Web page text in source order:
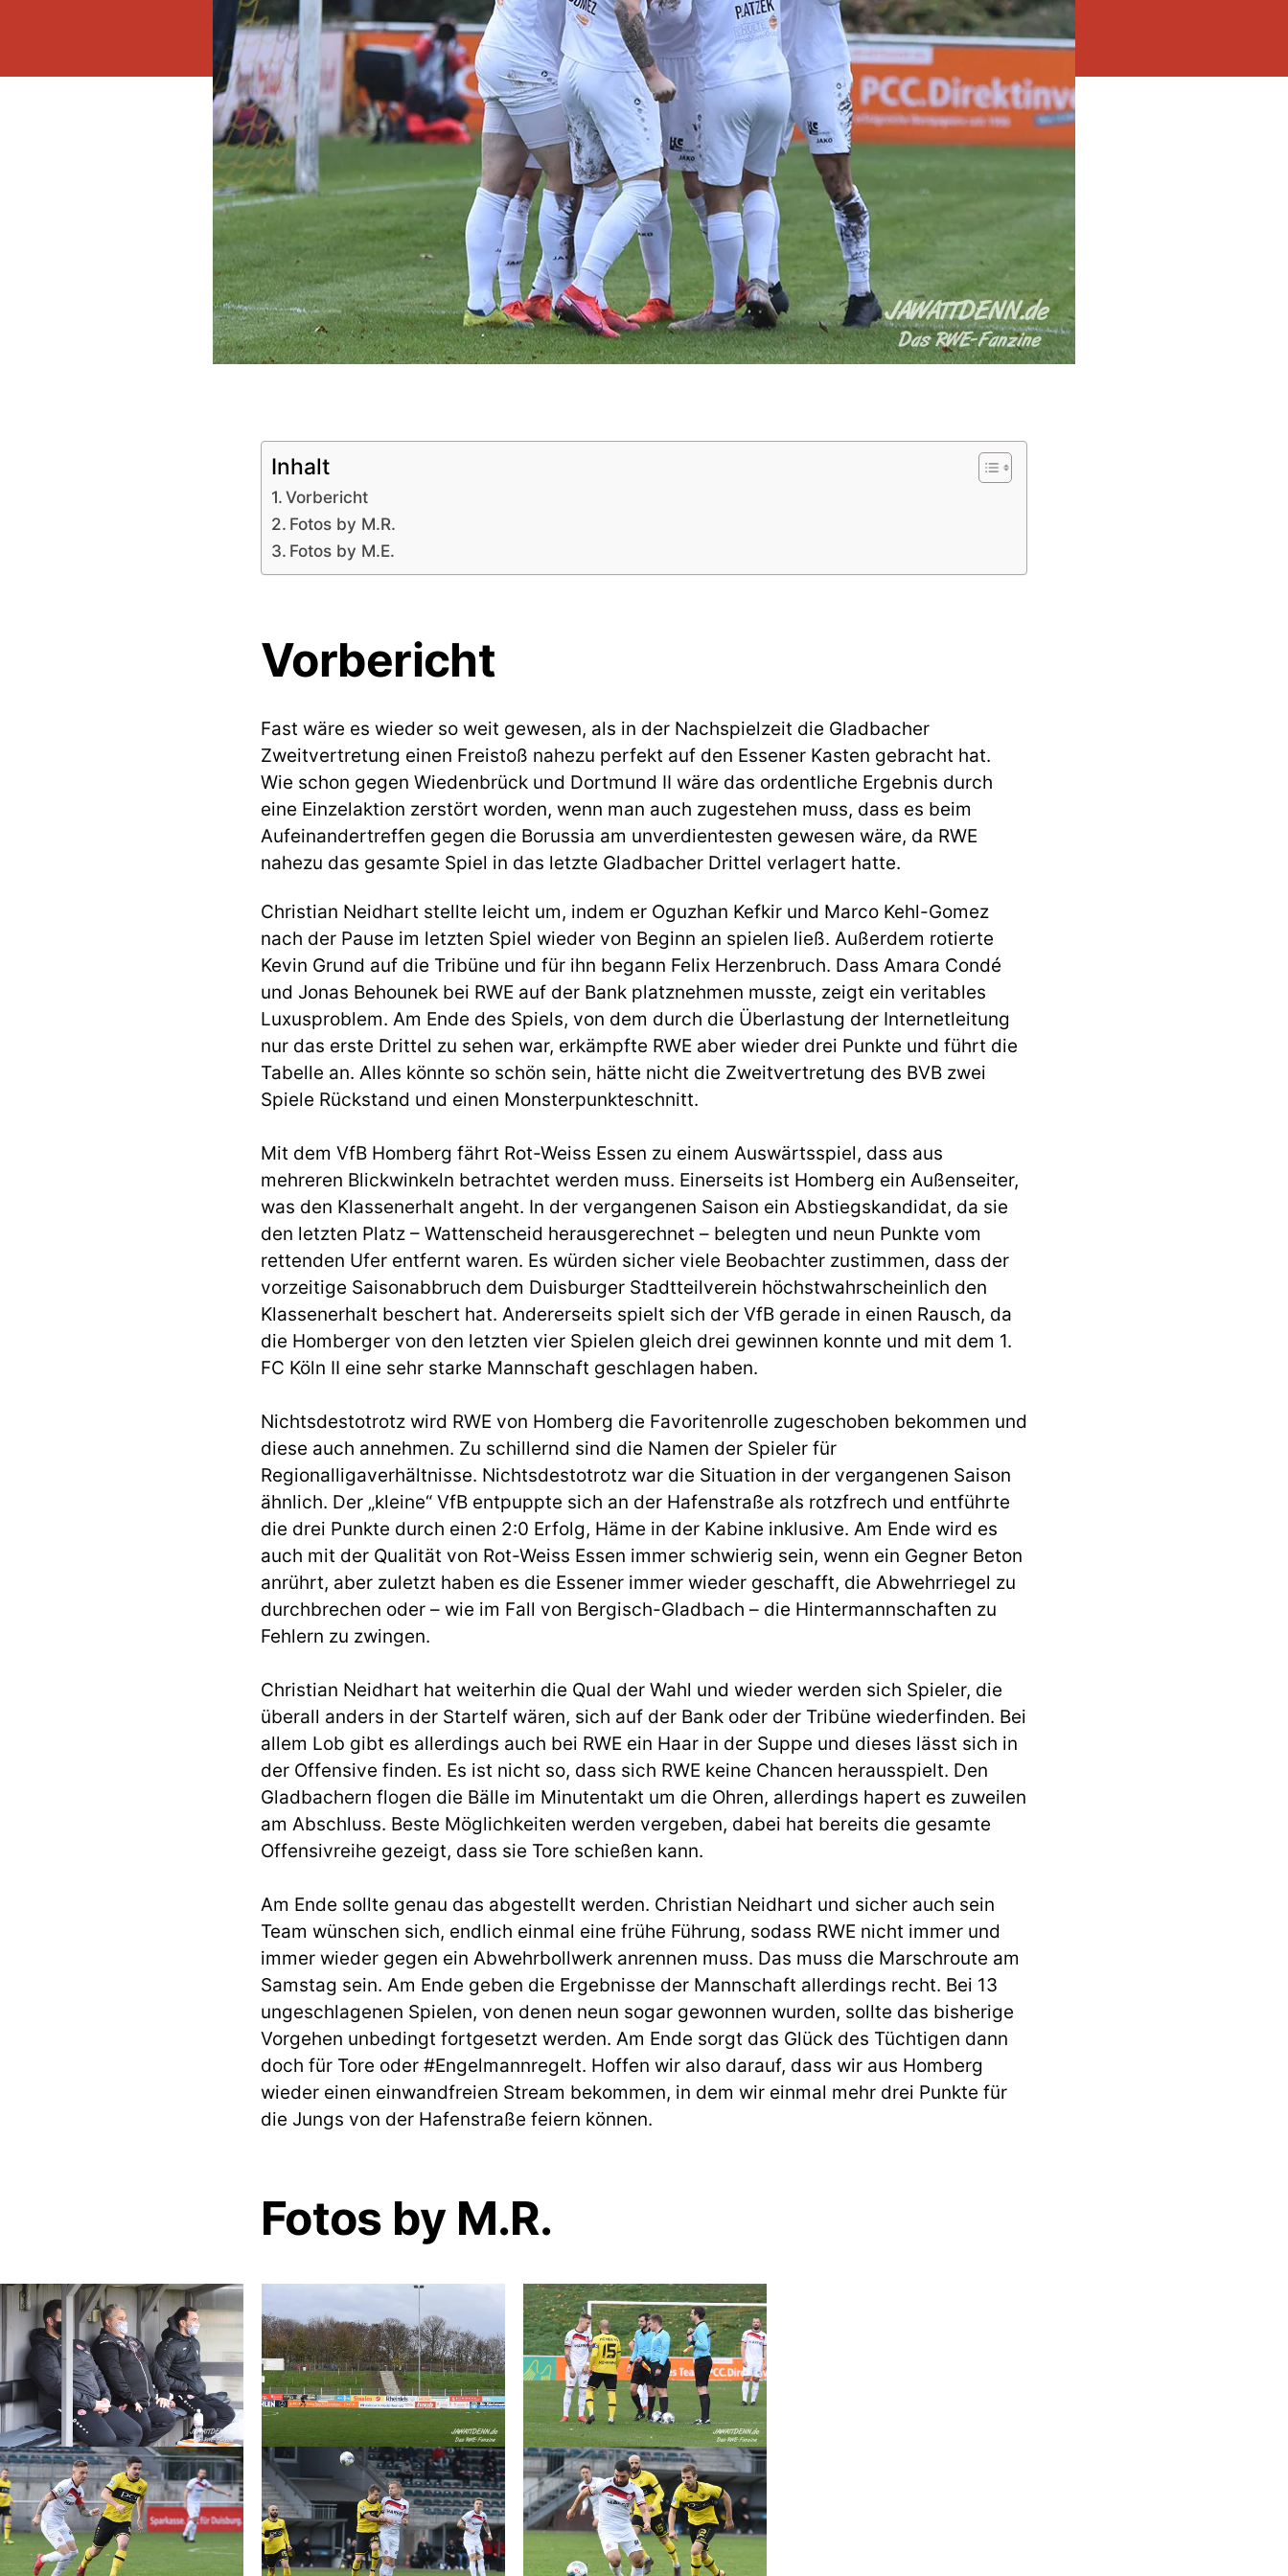
Inhalt
Vorbericht
Fotos by M.R.
Fotos by M.E.
Vorbericht
Fast wäre es wieder so weit gewesen, als in der Nachspielzeit die Gladbacher
Zweitvertretung einen Freistoß nahezu perfekt auf den Essener Kasten gebracht hat.
Wie schon gegen Wiedenbrück und Dortmund II wäre das ordentliche Ergebnis durch
eine Einzelaktion zerstört worden, wenn man auch zugestehen muss, dass es beim
Aufeinandertreffen gegen die Borussia am unverdientesten gewesen wäre, da RWE
nahezu das gesamte Spiel in das letzte Gladbacher Drittel verlagert hatte.
Christian Neidhart stellte leicht um, indem er Oguzhan Kefkir und Marco Kehl-Gomez
nach der Pause im letzten Spiel wieder von Beginn an spielen ließ. Außerdem rotierte
Kevin Grund auf die Tribüne und für ihn begann Felix Herzenbruch. Dass Amara Condé
und Jonas Behounek bei RWE auf der Bank platznehmen musste, zeigt ein veritables
Luxusproblem. Am Ende des Spiels, von dem durch die Überlastung der Internetleitung
nur das erste Drittel zu sehen war, erkämpfte RWE aber wieder drei Punkte und führt die
Tabelle an. Alles könnte so schön sein, hätte nicht die Zweitvertretung des BVB zwei
Spiele Rückstand und einen Monsterpunkteschnitt.
Mit dem VfB Homberg fährt Rot-Weiss Essen zu einem Auswärtsspiel, dass aus
mehreren Blickwinkeln betrachtet werden muss. Einerseits ist Homberg ein Außenseiter,
was den Klassenerhalt angeht. In der vergangenen Saison ein Abstiegskandidat, da sie
den letzten Platz – Wattenscheid herausgerechnet – belegten und neun Punkte vom
rettenden Ufer entfernt waren. Es würden sicher viele Beobachter zustimmen, dass der
vorzeitige Saisonabbruch dem Duisburger Stadtteilverein höchstwahrscheinlich den
Klassenerhalt beschert hat. Andererseits spielt sich der VfB gerade in einen Rausch, da
die Homberger von den letzten vier Spielen gleich drei gewinnen konnte und mit dem 1.
FC Köln II eine sehr starke Mannschaft geschlagen haben.
Nichtsdestotrotz wird RWE von Homberg die Favoritenrolle zugeschoben bekommen und
diese auch annehmen. Zu schillernd sind die Namen der Spieler für
Regionalligaverhältnisse. Nichtsdestotrotz war die Situation in der vergangenen Saison
ähnlich. Der „kleine“ VfB entpuppte sich an der Hafenstraße als rotzfrech und entführte
die drei Punkte durch einen 2:0 Erfolg, Häme in der Kabine inklusive. Am Ende wird es
auch mit der Qualität von Rot-Weiss Essen immer schwierig sein, wenn ein Gegner Beton
anrührt, aber zuletzt haben es die Essener immer wieder geschafft, die Abwehrriegel zu
durchbrechen oder – wie im Fall von Bergisch-Gladbach – die Hintermannschaften zu
Fehlern zu zwingen.
Christian Neidhart hat weiterhin die Qual der Wahl und wieder werden sich Spieler, die
überall anders in der Startelf wären, sich auf der Bank oder der Tribüne wiederfinden. Bei
allem Lob gibt es allerdings auch bei RWE ein Haar in der Suppe und dieses lässt sich in
der Offensive finden. Es ist nicht so, dass sich RWE keine Chancen herausspielt. Den
Gladbachern flogen die Bälle im Minutentakt um die Ohren, allerdings hapert es zuweilen
am Abschluss. Beste Möglichkeiten werden vergeben, dabei hat bereits die gesamte
Offensivreihe gezeigt, dass sie Tore schießen kann.
Am Ende sollte genau das abgestellt werden. Christian Neidhart und sicher auch sein
Team wünschen sich, endlich einmal eine frühe Führung, sodass RWE nicht immer und
immer wieder gegen ein Abwehrbollwerk anrennen muss. Das muss die Marschroute am
Samstag sein. Am Ende geben die Ergebnisse der Mannschaft allerdings recht. Bei 13
ungeschlagenen Spielen, von denen neun sogar gewonnen wurden, sollte das bisherige
Vorgehen unbedingt fortgesetzt werden. Am Ende sorgt das Glück des Tüchtigen dann
doch für Tore oder #Engelmannregelt. Hoffen wir also darauf, dass wir aus Homberg
wieder einen einwandfreien Stream bekommen, in dem wir einmal mehr drei Punkte für
die Jungs von der Hafenstraße feiern können.
Fotos by M.R.